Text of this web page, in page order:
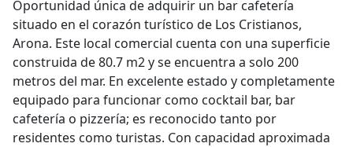
Oportunidad única de adquirir un bar cafetería
situado en el corazón turístico de Los Cristianos,
Arona. Este local comercial cuenta con una superficie
construida de 80.7 m2 y se encuentra a solo 200
metros del mar. En excelente estado y completamente
equipado para funcionar como cocktail bar, bar
cafetería o pizzería; es reconocido tanto por
residentes como turistas. Con capacidad aproximada